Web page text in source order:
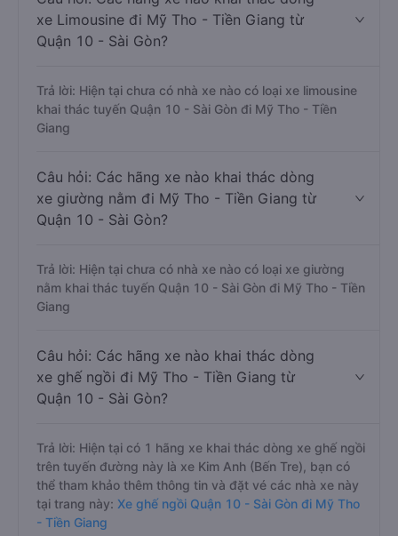
xe Limousine đi Mỹ Tho - Tiền Giang từ
Quận 10 - Sài Gòn?
Trả lời: Hiện tại chưa có nhà xe nào có loại xe limousine
khai thác tuyến Quận 10 - Sài Gòn đi Mỹ Tho - Tiền
Giang
Câu hỏi: Các hãng xe nào khai thác dòng
xe giường nằm đi Mỹ Tho - Tiền Giang từ
Quận 10 - Sài Gòn?
Trả lời: Hiện tại chưa có nhà xe nào có loại xe giường
nằm khai thác tuyến Quận 10 - Sài Gòn đi Mỹ Tho - Tiền
Giang
Câu hỏi: Các hãng xe nào khai thác dòng
xe ghế ngồi đi Mỹ Tho - Tiền Giang từ
Quận 10 - Sài Gòn?
Trả lời: Hiện tại có 1 hãng xe khai thác dòng xe ghế ngồi
trên tuyến đường này là xe Kim Anh (Bến Tre), bạn có
thể tham khảo thêm thông tin và đặt vé các nhà xe này
tại trang này: Xe ghế ngồi Quận 10 - Sài Gòn đi Mỹ Tho
- Tiền Giang